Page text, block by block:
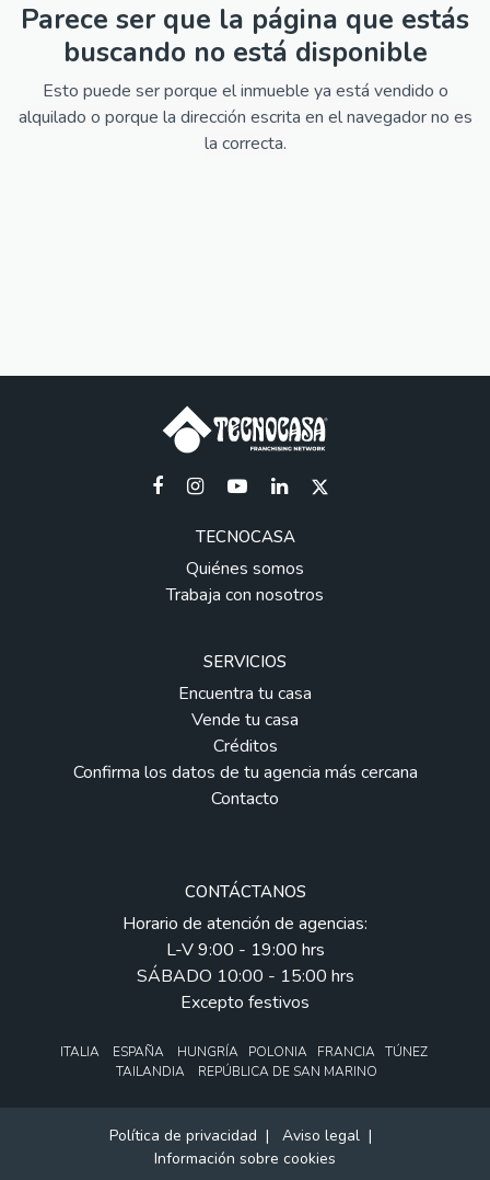
Parece ser que la página que estás
buscando no está disponible
Esto puede ser porque el inmueble ya está vendido o
alquilado o porque la dirección escrita en el navegador no es
la correcta.
TECNOCASA
Quiénes somos
Trabaja con nosotros
SERVICIOS
Encuentra tu casa
Vende tu casa
Créditos
Confirma los datos de tu agencia más cercana
Contacto
CONTÁCTANOS
Horario de atención de agencias:
L-V 9:00 - 19:00 hrs
SÁBADO 10:00 - 15:00 hrs
Excepto festivos
ITALIA ESPAÑA HUNGRÍA POLONIA FRANCIA TÚNEZ
TAILANDIA REPÚBLICA DE SAN MARINO
Política de privacidad | Aviso legal |
Información sobre cookies